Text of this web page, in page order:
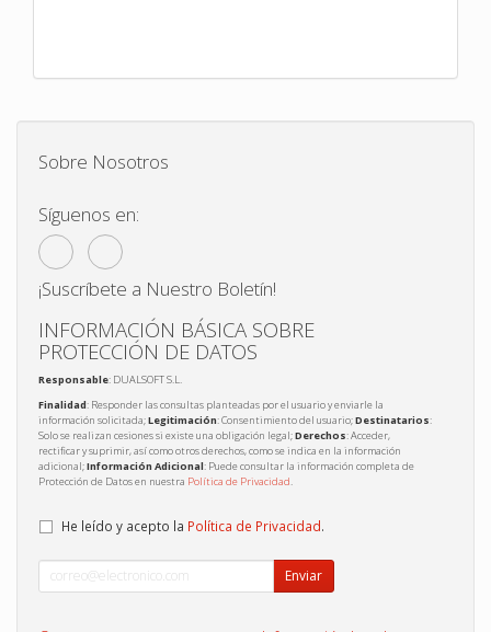
Sobre Nosotros
Síguenos en:
¡Suscríbete a Nuestro Boletín!
INFORMACIÓN BÁSICA SOBRE
PROTECCIÓN DE DATOS
Responsable: DUALSOFT S.L.
Finalidad: Responder las consultas planteadas por el usuario y enviarle la
información solicitada;Legitimación: Consentimiento del usuario;Destinatarios:
Solo se realizan cesiones si existe una obligación legal;Derechos: Acceder,
rectificar y suprimir, así como otros derechos, como se indica en la información
adicional;Información Adicional: Puede consultar la información completa de
Protección de Datos en nuestra Política de Privacidad.
He leído y acepto la Política de Privacidad.
Enviar